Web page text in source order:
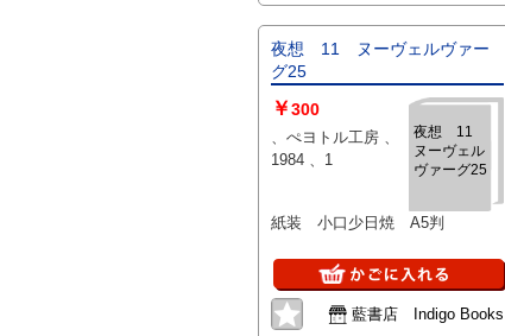
夜想 11 ヌーヴェルヴァー
グ25
夜想 11
ヌーヴェル
ヴァーグ25
￥300
、ぺヨトル工房 、
1984 、1
紙装 小口少日焼 A5判
藍書店 Indigo Books